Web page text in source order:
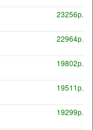
23256р.
22964р.
19802р.
19511р.
19299р.